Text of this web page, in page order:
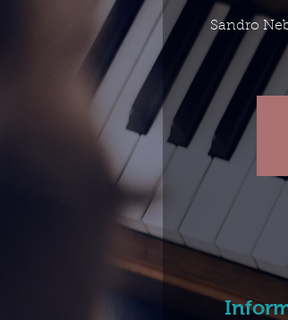
Sandro